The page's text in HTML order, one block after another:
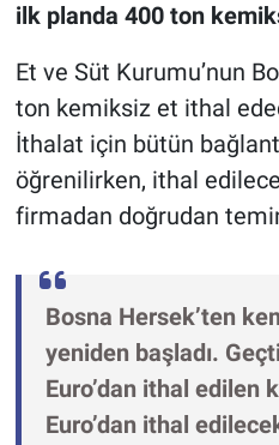
ilk planda 400 ton
Et ve Süt Kurumu’nun
ton kemiksiz et ithal
İthalat için bütün
öğrenilirken, ithal
firmadan doğrudan
Bosna Hersek’ten
yeniden başladı.
Euro’dan ithal edilen
Euro’dan ithal